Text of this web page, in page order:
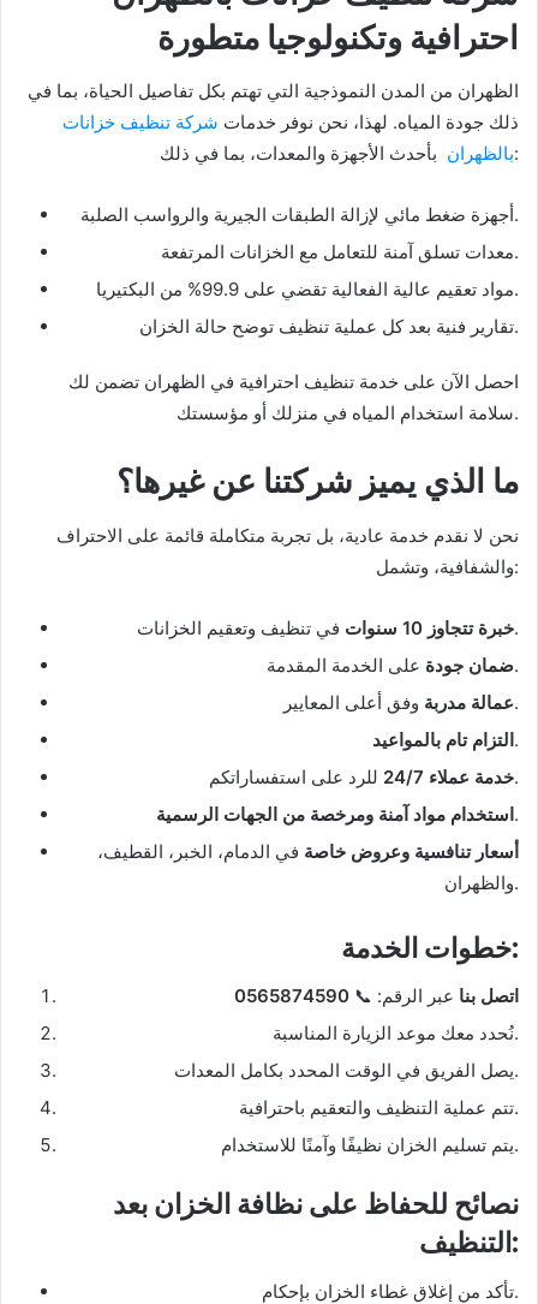
احترافية وتكنولوجيا متطورة
الظهران من المدن النموذجية التي تهتم بكل تفاصيل الحياة، بما في
ذلك جودة المياه. لهذا، نحن نوفر خدمات شركة تنظيف خزانات
بالظهرانبأحدث الأجهزة والمعدات، بما في ذلك:
أجهزة ضغط مائي لإزالة الطبقات الجيرية والرواسب الصلبة.
معدات تسلق آمنة للتعامل مع الخزانات المرتفعة.
مواد تعقيم عالية الفعالية تقضي على 99.9% من البكتيريا.
تقارير فنية بعد كل عملية تنظيف توضح حالة الخزان.
احصل الآن على خدمة تنظيف احترافية في الظهران تضمن لك
سلامة استخدام المياه في منزلك أو مؤسستك.
ما الذي يميز شركتنا عن غيرها؟
نحن لا نقدم خدمة عادية، بل تجربة متكاملة قائمة على الاحتراف
والشفافية، وتشمل:
خبرة تتجاوز 10 سنواتفي تنظيف وتعقيم الخزانات.
ضمان جودةعلى الخدمة المقدمة.
عمالة مدربةوفق أعلى المعايير.
التزام تام بالمواعيد.
خدمة عملاء 24/7للرد على استفساراتكم.
استخدام مواد آمنة ومرخصة من الجهات الرسمية.
أسعار تنافسية وعروض خاصة في الدمام، الخبر، القطيف،
والظهران.
خطوات الخدمة:
اتصل بنا عبر الرقم: 📞 0565874590
نُحدد معك موعد الزيارة المناسبة.
يصل الفريق في الوقت المحدد بكامل المعدات.
تتم عملية التنظيف والتعقيم باحترافية.
يتم تسليم الخزان نظيفًا وآمنًا للاستخدام.
نصائح للحفاظ على نظافة الخزان بعد
التنظيف:
تأكد من إغلاق غطاء الخزان بإحكام.